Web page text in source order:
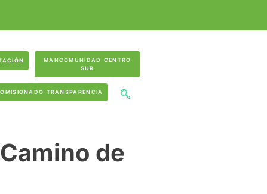
MANCOMUNIDAD CENTRO
SUR
TRANSPARENCIA
de